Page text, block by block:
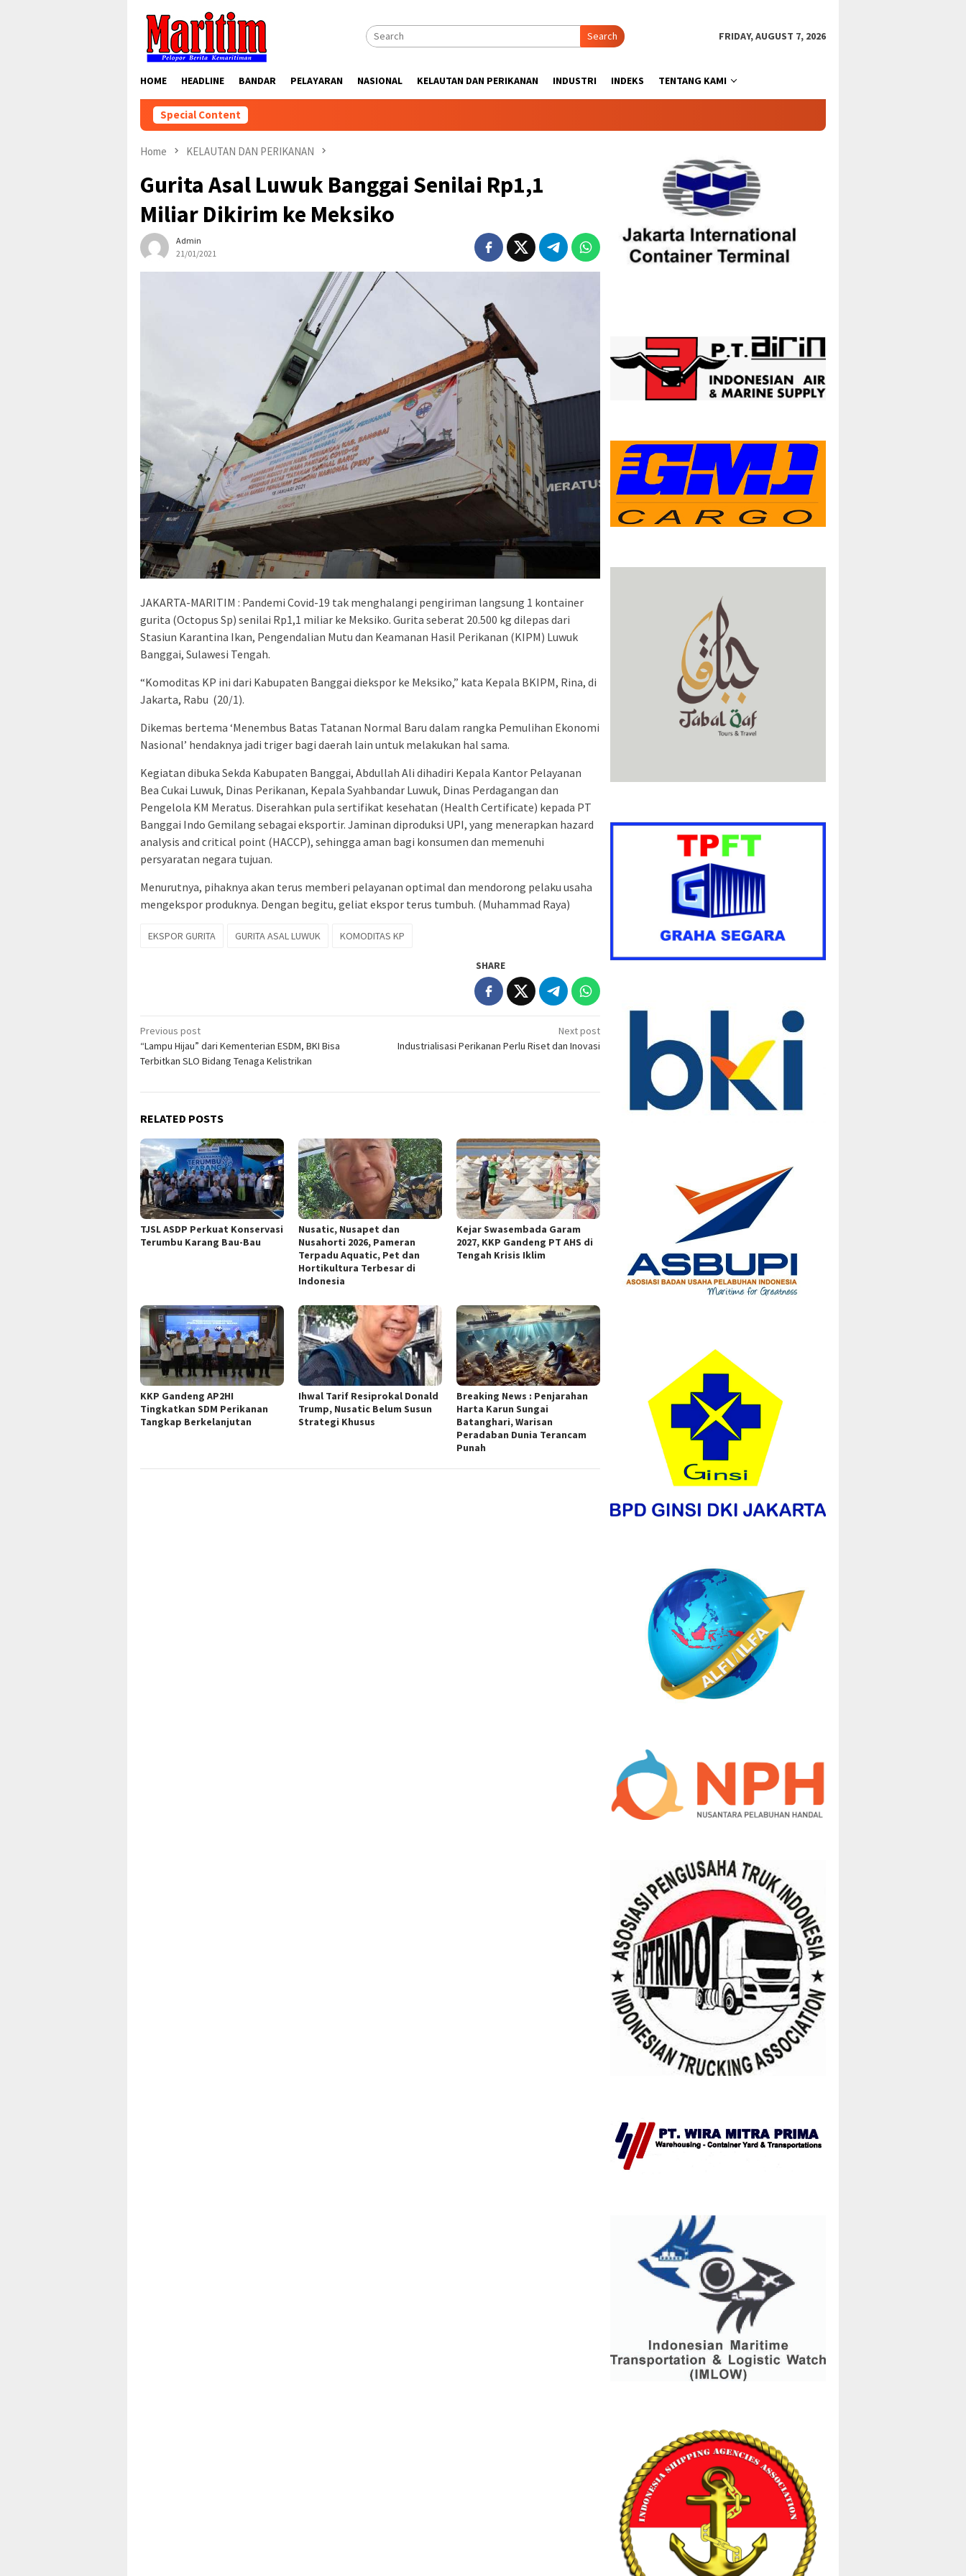
content
Search FRIDAY, AUGUST 7, 2026
HOME HEADLINE BANDAR PELAYARAN NASIONAL KELAUTAN DAN PERIKANAN INDUSTRI INDEKS TENTANG KAMI
Special Content
Home KELAUTAN DAN PERIKANAN
Gurita Asal Luwuk Banggai Senilai Rp1,1
Miliar Dikirim ke Meksiko
Admin
21/01/2021
JAKARTA-MARITIM : Pandemi Covid-19 tak menghalangi pengiriman langsung 1 kontainer
gurita (Octopus Sp) senilai Rp1,1 miliar ke Meksiko. Gurita seberat 20.500 kg dilepas dari
Stasiun Karantina Ikan, Pengendalian Mutu dan Keamanan Hasil Perikanan (KIPM) Luwuk
Banggai, Sulawesi Tengah.
“Komoditas KP ini dari Kabupaten Banggai diekspor ke Meksiko,” kata Kepala BKIPM, Rina, di
Jakarta, Rabu (20/1).
Dikemas bertema ‘Menembus Batas Tatanan Normal Baru dalam rangka Pemulihan Ekonomi
Nasional’ hendaknya jadi triger bagi daerah lain untuk melakukan hal sama.
Kegiatan dibuka Sekda Kabupaten Banggai, Abdullah Ali dihadiri Kepala Kantor Pelayanan
Bea Cukai Luwuk, Dinas Perikanan, Kepala Syahbandar Luwuk, Dinas Perdagangan dan
Pengelola KM Meratus. Diserahkan pula sertifikat kesehatan (Health Certificate) kepada PT
Banggai Indo Gemilang sebagai eksportir. Jaminan diproduksi UPI, yang menerapkan hazard
analysis and critical point (HACCP), sehingga aman bagi konsumen dan memenuhi
persyaratan negara tujuan.
Menurutnya, pihaknya akan terus memberi pelayanan optimal dan mendorong pelaku usaha
mengekspor produknya. Dengan begitu, geliat ekspor terus tumbuh. (Muhammad Raya)
EKSPOR GURITA GURITA ASAL LUWUK KOMODITAS KP
SHARE
Post
navigation
Previous post
“Lampu Hijau” dari Kementerian ESDM, BKI Bisa
Terbitkan SLO Bidang Tenaga Kelistrikan
Next post
Industrialisasi Perikanan Perlu Riset dan Inovasi
RELATED POSTS
TJSL ASDP Perkuat Konservasi
Terumbu Karang Bau-Bau
Nusatic, Nusapet dan
Nusahorti 2026, Pameran
Terpadu Aquatic, Pet dan
Hortikultura Terbesar di
Indonesia
Kejar Swasembada Garam
2027, KKP Gandeng PT AHS di
Tengah Krisis Iklim
KKP Gandeng AP2HI
Tingkatkan SDM Perikanan
Tangkap Berkelanjutan
Ihwal Tarif Resiprokal Donald
Trump, Nusatic Belum Susun
Strategi Khusus
Breaking News : Penjarahan
Harta Karun Sungai
Batanghari, Warisan
Peradaban Dunia Terancam
Punah